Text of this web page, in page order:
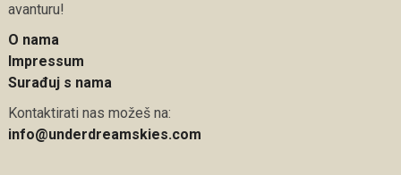
avanturu!
O nama
Impressum
Surađuj s nama
Kontaktirati nas možeš na:
info@underdreamskies.com